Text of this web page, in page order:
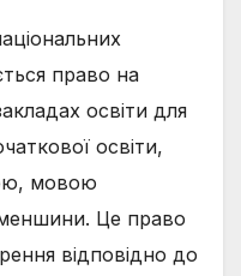
право на
освіти для
освіти,
мовою
меншини. Це право
відповідно до